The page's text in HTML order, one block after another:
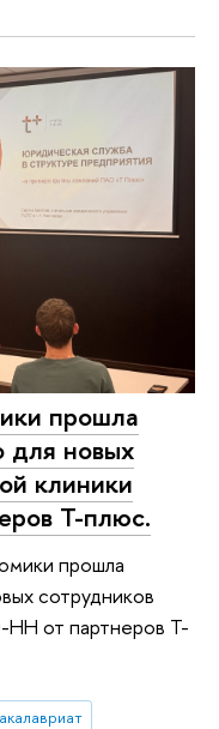
прошла
для новых
клиники
Т-плюс.
прошла
сотрудников
от партнеров Т-